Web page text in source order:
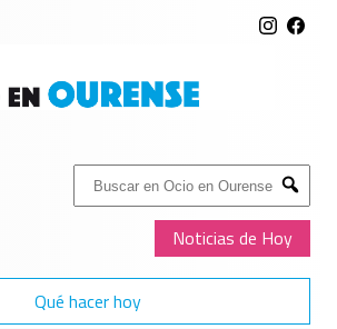
Buscar:
Submit
Noticias de Hoy
Qué hacer hoy